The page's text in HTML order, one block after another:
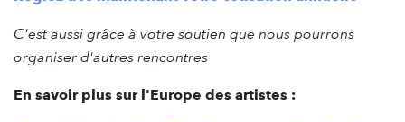
C'est aussi grâce à votre soutien que nous pourrons
organiser d'autres rencontres
En savoir plus sur l'Europe des artistes :